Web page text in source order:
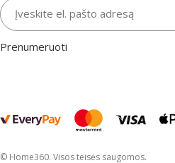
Įveskite el. pašto adresą
Prenumeruoti
© Home360. Visos teisės saugomos.